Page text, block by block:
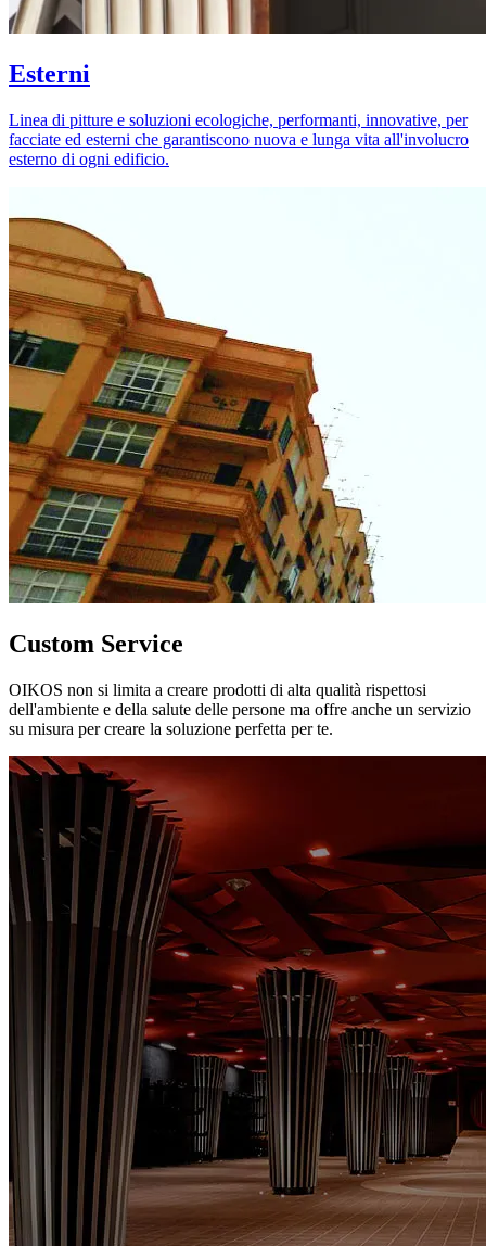
Esterni
Linea di pitture e soluzioni ecologiche, performanti, innovative, per
facciate ed esterni che garantiscono nuova e lunga vita all'involucro
esterno di ogni edificio.
Custom Service
OIKOS non si limita a creare prodotti di alta qualità rispettosi
dell'ambiente e della salute delle persone ma offre anche un servizio
su misura per creare la soluzione perfetta per te.